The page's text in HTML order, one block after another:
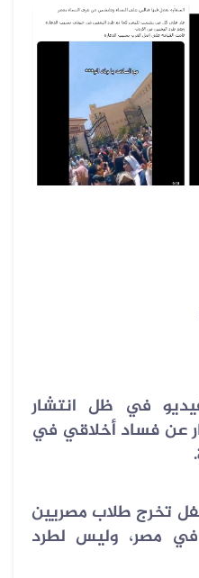
في ظل انتشار
عن فساد أخلاقي في
.
تخرج طلاب مصريين
في مصر، وليس لطرد